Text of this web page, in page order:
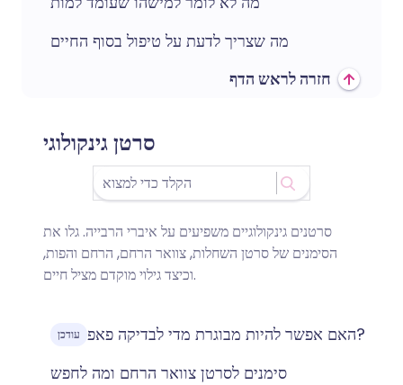
מה שצריך לדעת על טיפול בסוף החיים
חזרה לראש הדף
סרטן גינקולוגי
סרטנים גינקולוגיים משפיעים על איברי הרבייה. גלו את
הסימנים של סרטן השחלות, צוואר הרחם, הרחם והפות,
וכיצד גילוי מוקדם מציל חיים.
עודכן
האם אפשר להיות מבוגרת מדי לבדיקה פאפ?
סימנים לסרטן צוואר הרחם ומה לחפש